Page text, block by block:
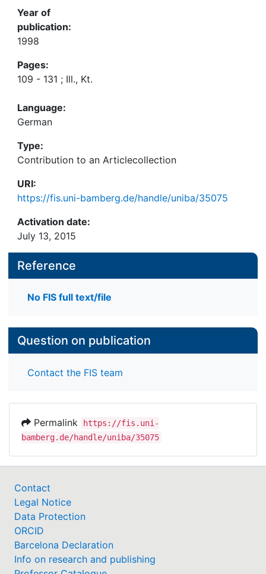
Year of
publication:
1998
Pages:
109 - 131 ; Ill., Kt.
Language:
German
Type:
Contribution to an Articlecollection
URI:
https://fis.uni-bamberg.de/handle/uniba/35075
Activation date:
July 13, 2015
Reference
No FIS full text/file
Question on publication
Contact the FIS team
Permalink
https://fis.uni-
bamberg.de/handle/uniba/35075
Contact
Legal Notice
Data Protection
ORCID
Barcelona Declaration
Info on research and publishing